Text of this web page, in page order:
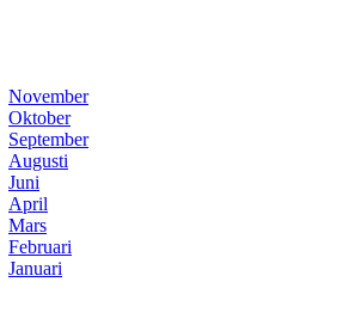
November
Oktober
September
Augusti
Juni
April
Mars
Februari
Januari